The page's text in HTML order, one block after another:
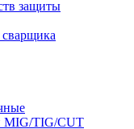
защиты
MIG/TIG/CUT